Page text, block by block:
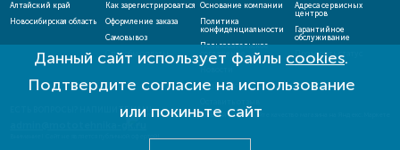
Данный сайт использует файлы cookies.
Подтвердите согласие на использование
или покиньте сайт
Алтайский край
Новосибирская область
Как зарегистрироваться
Оформление заказа
Самовывоз
Способы оплаты
Основание компании
Политика
конфиденциальности
Пользовательское
соглашение
Акции и скидки
Адреса сервисных
центров
Гарантийное
обслуживание
Проверить статус
ремонта
ЕСТЬ ВОПРОСЫ? НАПИШИТЕ НАМ!